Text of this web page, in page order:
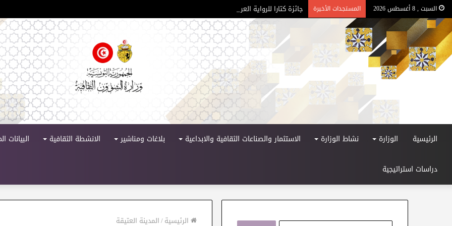
السبت , 8 أغسطس 2026 المستجدات الأخيرة جائزة كتارا للرواية العربية – الدورة 11
الرئيسية الوزارة نشاط الوزارة الاستثمار والصناعات الثقافية والابداعية بلاغات ومناشير الانشطة الثقافية البيانات
دراسات استراتيجية
الرئيسية/المدينة العتيقة